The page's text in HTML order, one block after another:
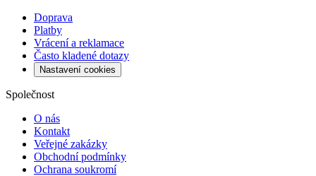
Doprava
Platby
Vrácení a reklamace
Často kladené dotazy
Nastavení cookies
Společnost
O nás
Kontakt
Veřejné zakázky
Obchodní podmínky
Ochrana soukromí